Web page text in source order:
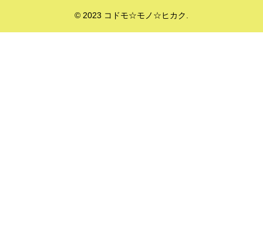
© 2023 コドモ☆モノ☆ヒカク.